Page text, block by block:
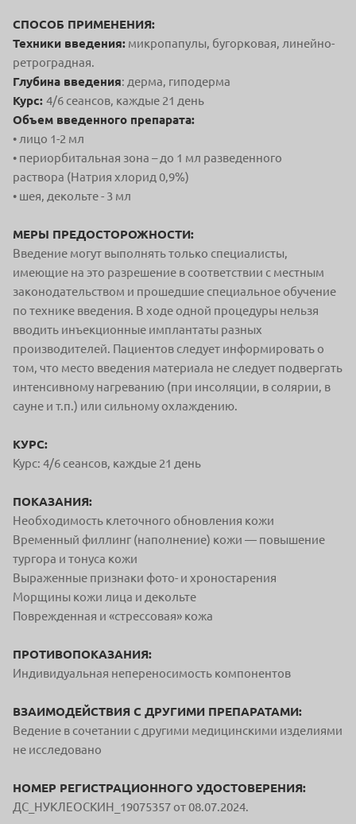
СПОСОБ ПРИМЕНЕНИЯ:
Техники введения: микропапулы, бугорковая, линейно-
ретроградная.
Глубина введения: дерма, гиподерма
Курс: 4/6 сеансов, каждые 21 день
Объем введенного препарата:
• лицо 1-2 мл
• периорбитальная зона – до 1 мл разведенного
раствора (Натрия хлорид 0,9%)
• шея, декольте - 3 мл
МЕРЫ ПРЕДОСТОРОЖНОСТИ:
Введение могут выполнять только специалисты,
имеющие на это разрешение в соответствии с местным
законодательством и прошедшие специальное обучение
по технике введения. В ходе одной процедуры нельзя
вводить инъекционные имплантаты разных
производителей. Пациентов следует информировать о
том, что место введения материала не следует подвергать
интенсивному нагреванию (при инсоляции, в солярии, в
сауне и т.п.) или сильному охлаждению.
КУРС:
Курс: 4/6 сеансов, каждые 21 день
ПОКАЗАНИЯ:
Необходимость клеточного обновления кожи
Временный филлинг (наполнение) кожи — повышение
тургора и тонуса кожи
Выраженные признаки фото- и хроностарения
Морщины кожи лица и декольте
Поврежденная и «стрессовая» кожа
ПРОТИВОПОКАЗАНИЯ:
Индивидуальная непереносимость компонентов
ВЗАИМОДЕЙСТВИЯ С ДРУГИМИ ПРЕПАРАТАМИ:
Ведение в сочетании с другими медицинскими изделиями
не исследовано
НОМЕР РЕГИСТРАЦИОННОГО УДОСТОВЕРЕНИЯ:
ДС_НУКЛЕОСКИН_19075357 от 08.07.2024.